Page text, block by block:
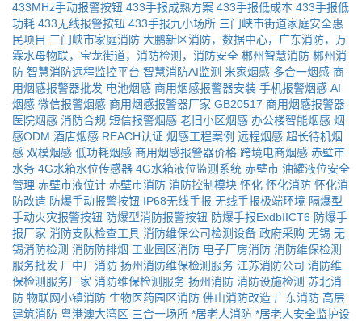
433MHz手动报警按钮 433手报成熟方案 433手报低成本 433手报低
功耗 433无线报警按钮 433手报九小场所 三门峡市街道家庭安全惠
民项目 三门峡市家庭消防 大鹏新区消防，数据中心，广东消防，万
霖水母物联，宝龙街道，消防检测，消防安全 郴州智慧消防 郴州消
防 智慧消防远程监控平台 智慧消防AI监测 米家烟感 多合一烟感 商
用烟感报警器批发 电池烟感 商用烟感报警器安装 手机报警烟感 AI
烟感 微信报警烟感 商用烟感报警器厂家 GB20517 商用烟感报警器
医院烟感 消防合规 短信报警烟感 老旧小区烟感 办公楼智能烟感 烟
感ODM 酒店烟感 REACH认证 烟感工程案例 远程烟感 超长待机烟
感 双模烟感 低功耗烟感 商用烟感报警器价格 跨境电商烟感 赤壁市
水务 4G水箱水位传感器 4G水箱液位监测系统 赤壁市 油罐液位安全
管理 赤壁市液位计 赤壁市消防 消防控制模块 怀化 怀化消防 怀化消
防改造 防爆手动报警按钮 IP68无线手报 无线手报极端环境 隔爆型
手动火灾报警按钮 防爆型消防报警按钮 防爆手报ExdbIICT6 防爆手
报厂家 消防支队检查工具 消防维保公司检测设备 政府采购 无锡 无
锡消防检测 消防防排烟 工业园区消防 电子厂房消防 消防维保检测
服务批发 厂中厂消防 扬州消防维保检测服务 江苏消防公司 消防维
保检测服务厂家 消防维保检测服务 扬州消防 消防设施检测 苏北消
防 物联网小镇消防 生物医药园区消防 佛山消防改造 广东消防 高层
建筑消防 粤港澳大湾区 三合一场所 *居老人消防 *居老人安全监护设